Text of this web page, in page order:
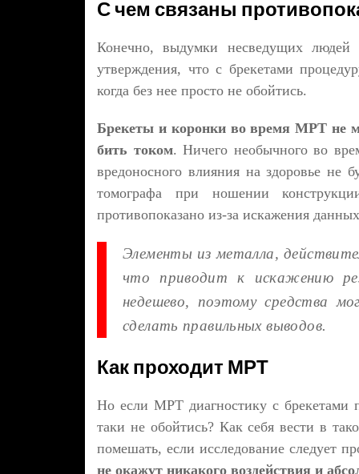
С чем связаны
Конечно, выдумки несведущих
утверждения, что с брекетами
когда без нее просто не обойтись.
Брекеты и коронки во время МРТ не
бить током. Ничего необычного во
вредоносного влияния на здоровье не
томографа при ношении
противопоказано из-за искажения
Элементы из металла,
что приводит к искажению
недешево, поэтому средства
сделать правильных выводов.
Как проходит МРТ
Но если МРТ диагностику с брекетами
таки не обойтись? Как себя вести в
помешать, если исследование следует
не окажут никакого воздействия и